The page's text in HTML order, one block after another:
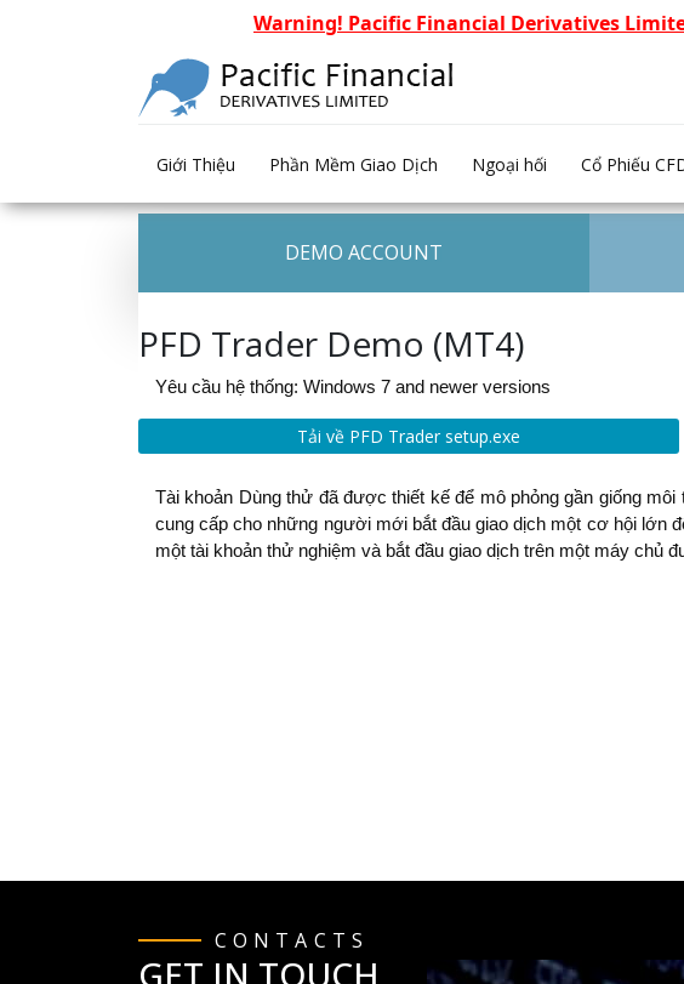
Warning! Pacific Financial Derivatives
Giới Thiệu Phần Mềm Giao Dịch Ngoại hối Cổ Phiếu
Mở một tài khoản
DEMO ACCOUNT
PFD Trader Demo (MT4)
Yêu cầu hệ thống: Windows 7 and newer versions
Tải về PFD Trader setup.exe
Tài khoản Dùng thử đã được thiết kế để mô phỏng gần giống
cung cấp cho những người mới bắt đầu giao dịch một cơ hội lớn
một tài khoản thử nghiệm và bắt đầu giao dịch trên một máy chủ
CONTACTS
GET IN TOUCH